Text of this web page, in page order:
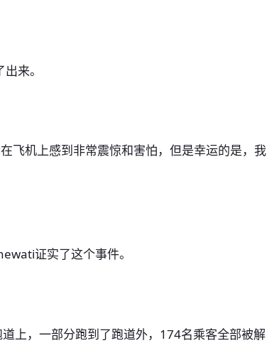
来。
飞机上感到非常震惊和害怕，但是幸运的是，我
证实了这个事件。
上，一部分跑到了跑道外，174名乘客全部被解